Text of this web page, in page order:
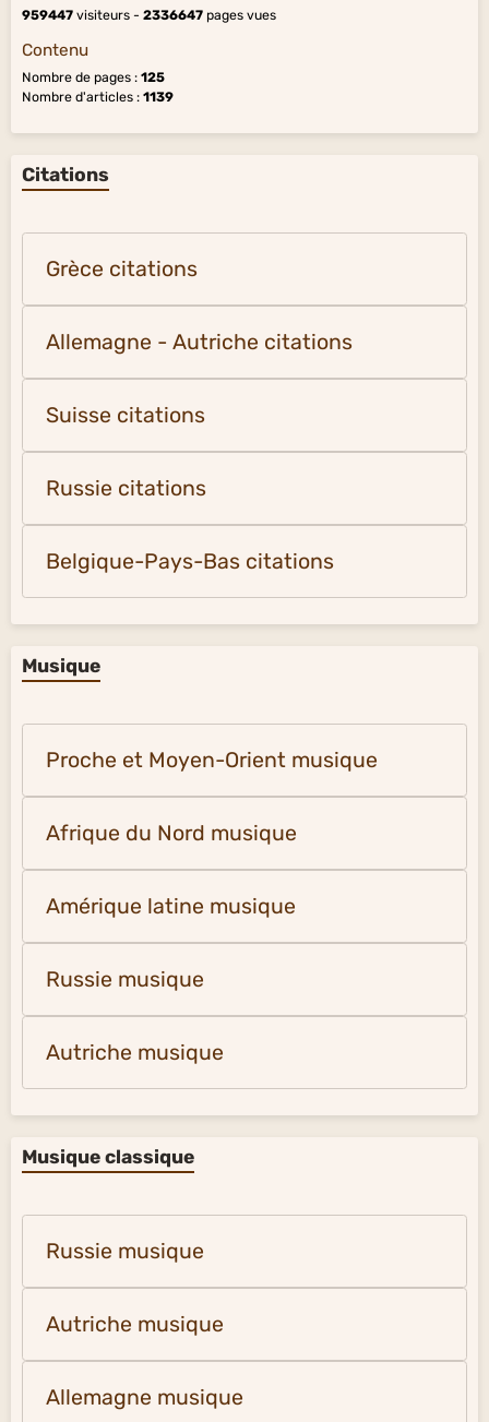
959447 visiteurs - 2336647 pages vues
Contenu
Nombre de pages : 125
Nombre d'articles : 1139
Citations
Grèce citations
Allemagne - Autriche citations
Suisse citations
Russie citations
Belgique-Pays-Bas citations
Musique
Proche et Moyen-Orient musique
Afrique du Nord musique
Amérique latine musique
Russie musique
Autriche musique
Musique classique
Russie musique
Autriche musique
Allemagne musique